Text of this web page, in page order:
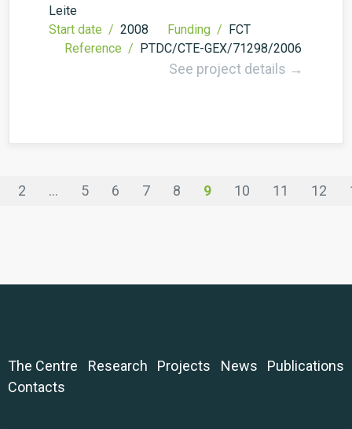
Leite
Start date / 2008 Funding / FCT
Reference / PTDC/CTE-GEX/71298/2006
See project details →
2 ... 5 6 7 8 9 10 11 12
The Centre Research Projects News
Publications
Contacts